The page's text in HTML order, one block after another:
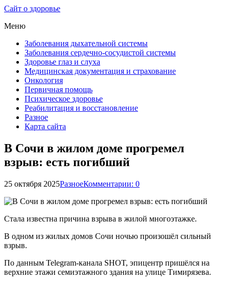
Сайт о здоровье
Меню
Заболевания дыхательной системы
Заболевания сердечно-сосудистой системы
Здоровье глаз и слуха
Медицинская документация и страхование
Онкология
Первичная помощь
Психическое здоровье
Реабилитация и восстановление
Разное
Карта сайта
В Сочи в жилом доме прогремел
взрыв: есть погибший
25 октября 2025РазноеКомментарии: 0
Стала известна причина взрыва в жилой многоэтажке.
В одном из жилых домов Сочи ночью произошёл сильный
взрыв.
По данным Telegram-канала SHOT, эпицентр пришёлся на
верхние этажи семиэтажного здания на улице Тимирязева.